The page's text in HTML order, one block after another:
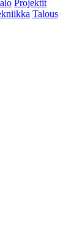
Projektit
Talous